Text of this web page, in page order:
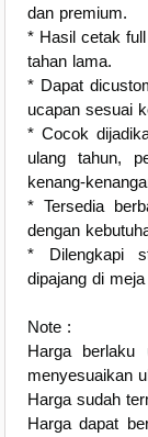
dan premium.
* Hasil cetak
tahan lama.
* Dapat
ucapan sesuai
* Cocok
ulang tahun,
kenang-
* Tersedia
dengan
* Dilengkapi
dipajang di
Note :
Harga
menyesuaikan
Harga sudah
Harga dapat